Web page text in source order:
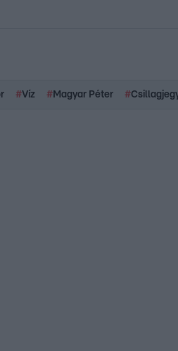
#Víz # Magyar Péter #